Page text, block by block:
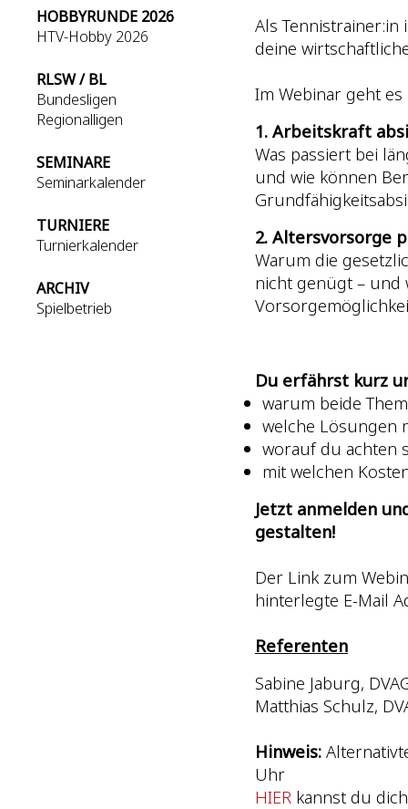
HOBBYRUNDE 2026
HTV-Hobby 2026
RLSW / BL
Bundesligen
Regionalligen
SEMINARE
Seminarkalender
TURNIERE
Turnierkalender
ARCHIV
Spielbetrieb
Als
deine
Im Webinar geht
1. Arbeitskraft
Was passiert bei
und wie können
2. Altersvorsorge
Warum die
nicht genügt – und
Du erfährst kurz
warum beide
welche Lösungen
worauf du achten
mit welchen
Jetzt anmelden
gestalten!
Der Link zum
hinterlegte E-Mail
Referenten
Sabine Jaburg,
Matthias Schulz,
Hinweis:
Uhr
HIER kannst du